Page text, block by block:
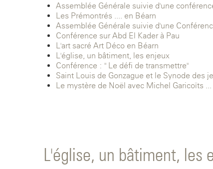
Assemblée Générale suivie d'une
Les Prémontrés .... en Béarn
Assemblée Générale suivie d'une
Conférence sur Abd El Kader à Pau
L'art sacré Art Déco en Béarn
L'église, un bâtiment, les enjeux
Conférence : " Le défi de transmettre"
Saint Louis de Gonzague et le Synode des
Le mystère de Noël avec Michel Garicoïts
L'église, un bâtiment, les